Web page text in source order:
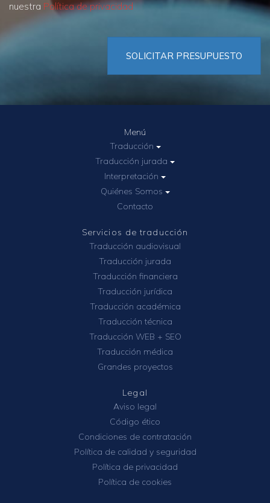
nuestra Política de privacidad
SOLICITAR PRESUPUESTO
Menú
Traducción
Traducción jurada
Interpretación
Quiénes Somos
Contacto
Servicios de traducción
Traducción audiovisual
Traducción jurada
Traducción financiera
Traducción jurídica
Traducción académica
Traducción técnica
Traducción WEB + SEO
Traducción médica
Grandes proyectos
Legal
Aviso legal
Código ético
Condiciones de contratación
Política de calidad y seguridad
Política de privacidad
Política de cookies